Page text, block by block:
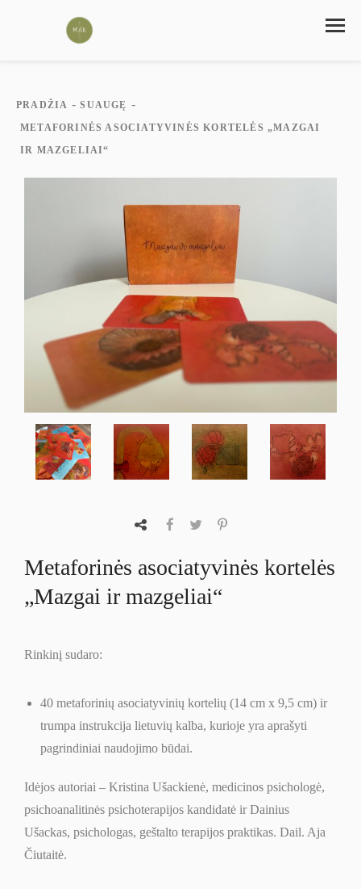
PRADŽIA - SUAUGĘ -
METAFORINĖS ASOCIATYVINĖS KORTELĖS „MAZGAI
IR MAZGELIAI“
Metaforinės asociatyvinės kortelės
„Mazgai ir mazgeliai“
Rinkinį sudaro:
40 metaforinių asociatyvinių kortelių (14 cm x 9,5 cm) ir
trumpa instrukcija lietuvių kalba, kurioje yra aprašyti
pagrindiniai naudojimo būdai.
Idėjos autoriai – Kristina Ušackienė, medicinos psichologė,
psichoanalitinės psichoterapijos kandidatė ir Dainius
Ušackas, psichologas, geštalto terapijos praktikas. Dail. Aja
Čiutaitė.